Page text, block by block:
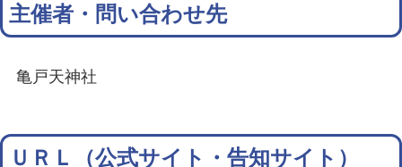
主催者・問い合わせ先
亀戸天神社
ＵＲＬ（公式サイト・告知サイト）